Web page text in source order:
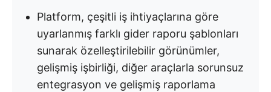
Platform, çeşitli iş ihtiyaçlarına göre
uyarlanmış farklı gider raporu şablonları
sunarak özelleştirilebilir görünümler,
gelişmiş işbirliği, diğer araçlarla sorunsuz
entegrasyon ve gelişmiş raporlama